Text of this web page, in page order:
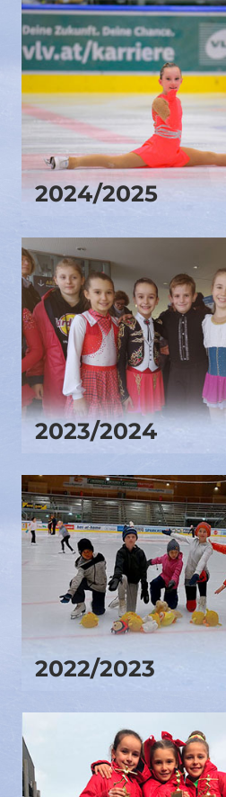
2024/2025
2023/2024
2022/2023